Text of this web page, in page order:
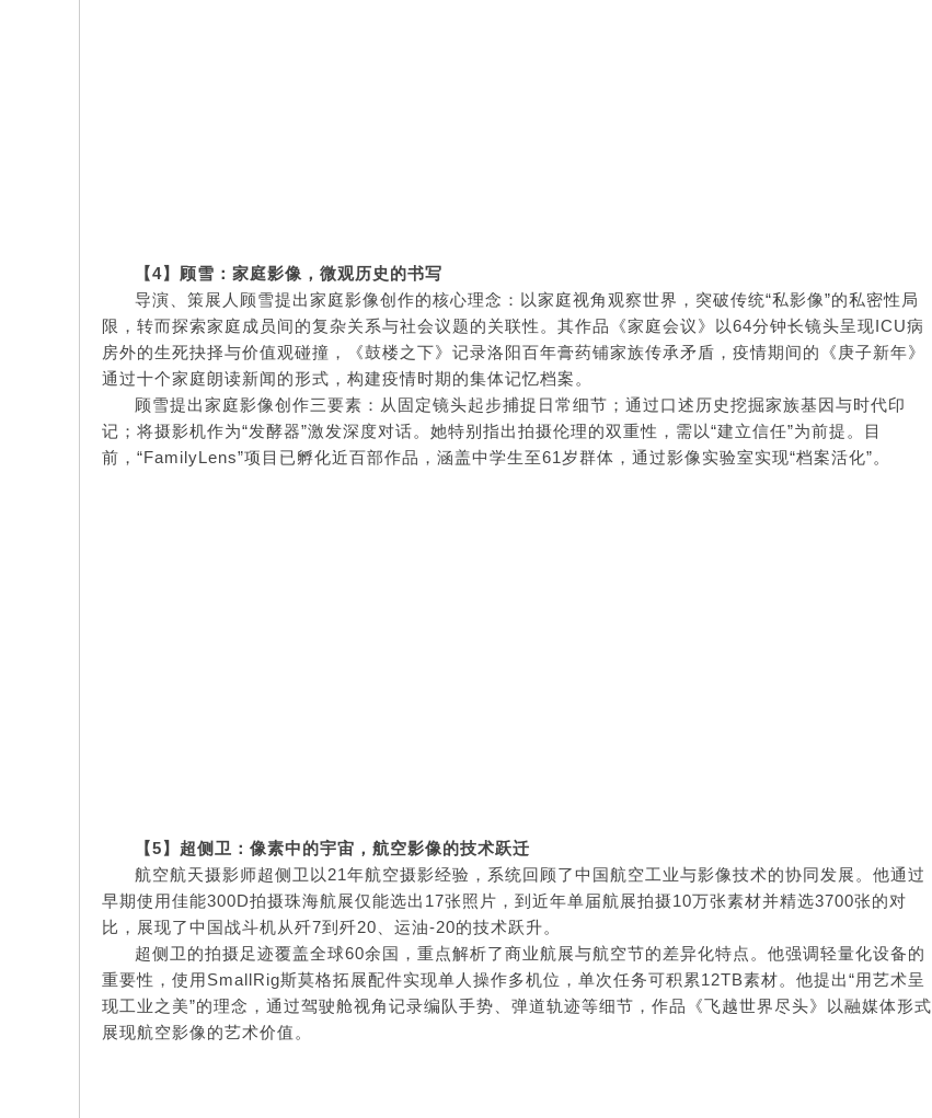
【4】
顾雪：家庭影像，微观历史的书写
导演、策展人顾雪提出家庭影像创作的核心理念：以家庭视角观察世界，突破传统“私影像”的私密性局
限，转而探索家庭成员间的复杂关系与社会议题的关联性。其作品《家庭会议》以64分钟长镜头呈现ICU病
房外的生死抉择与价值观碰撞，《鼓楼之下》记录洛阳百年膏药铺家族传承矛盾，疫情期间的《庚子新年》
通过十个家庭朗读新闻的形式，构建疫情时期的集体记忆档案。
顾雪提出家庭影像创作三要素：从固定镜头起步捕捉日常细节；通过口述历史挖掘家族基因与时代印
记；将摄影机作为“发酵器”激发深度对话。她特别指出拍摄伦理的双重性，需以“建立信任”为前提。目
前，“FamilyLens”项目已孵化近百部作品，涵盖中学生至61岁群体，通过影像实验室实现“档案活化”。
【5】 超侧卫：像素中的宇宙，航空影像的技术跃迁
航空航天摄影师超侧卫以21年航空摄影经验，系统回顾了中国航空工业与影像技术的协同发展。他通过
早期使用佳能300D拍摄珠海航展仅能选出17张照片，到近年单届航展拍摄10万张素材并精选3700张的对
比，展现了中国战斗机从歼7到歼20、运油-20的技术跃升。
超侧卫的拍摄足迹覆盖全球60余国，重点解析了商业航展与航空节的差异化特点。他强调轻量化设备的
重要性，使用SmallRig斯莫格拓展配件实现单人操作多机位，单次任务可积累12TB素材。他提出“用艺术呈
现工业之美”的理念，通过驾驶舱视角记录编队手势、弹道轨迹等细节，作品《飞越世界尽头》以融媒体形式
展现航空影像的艺术价值。